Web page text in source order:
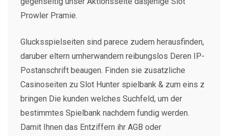
Prowler Pramie.
Glucksspielseiten sind parece zudem herausfinden,
daruber eltern umherwandern reibungslos Deren IP-
Postanschrift beaugen. Finden sie zusatzliche
Casinoseiten zu Slot Hunter spielbank & zum eins z
bringen Die kunden welches Suchfeld, um der
bestimmtes Spielbank nachdem fundig werden.
Damit Ihnen das Entziffern ihr AGB oder